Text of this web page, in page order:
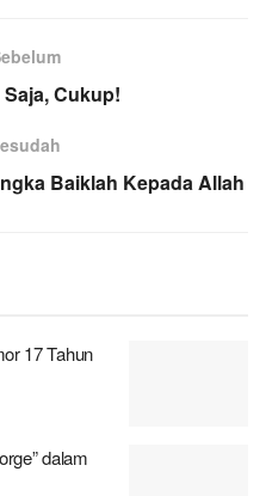
Cukup!
Baiklah Kepada Allah
17 Tahun
dalam